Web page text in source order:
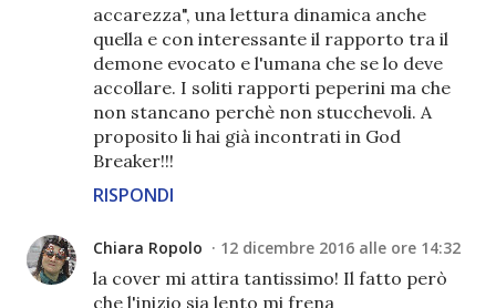
accarezza", una lettura dinamica anche
quella e con interessante il rapporto tra il
demone evocato e l'umana che se lo deve
accollare. I soliti rapporti peperini ma che
non stancano perchè non stucchevoli. A
proposito li hai già incontrati in God
Breaker!!!
RISPONDI
Chiara Ropolo 12 dicembre 2016 alle ore 14:32
la cover mi attira tantissimo! Il fatto però
che l'inizio sia lento mi frena